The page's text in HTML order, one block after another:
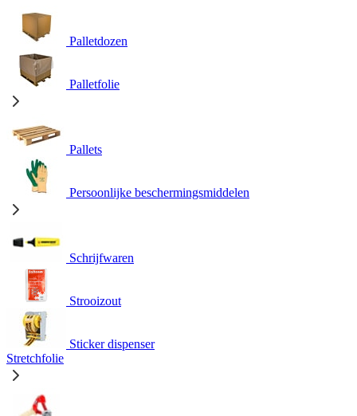
Palletdozen
Palletfolie
Pallets
Persoonlijke beschermingsmiddelen
Schrijfwaren
Strooizout
Sticker dispenser
Stretchfolie